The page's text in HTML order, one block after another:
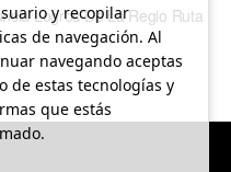
Logros De La Regio Ruta
y recopilar
de navegación. Al
navegando aceptas
de estas tecnologías y
que estás